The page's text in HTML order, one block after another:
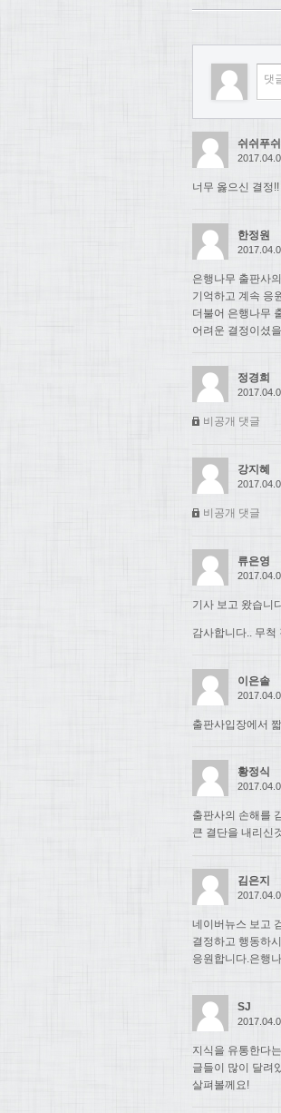
쉬쉬푸쉬
너무 옳으신 결정
한정원
은행나무 출판사
기억하고 계속 응
더불어 은행나무
어려운 결정이셨
정경희
비공개 댓글
강지혜
비공개 댓글
류은영
기사 보고 왔습니
감사합니다.. 무척
이은솔
출판사입장에서
황정식
출판사의 손해를
큰 결단을 내리신
김은지
네이버뉴스 보고
결정하고 행동하
응원합니다.은행
SJ
지식을 유통한다
글들이 많이 달려
살펴볼께요!